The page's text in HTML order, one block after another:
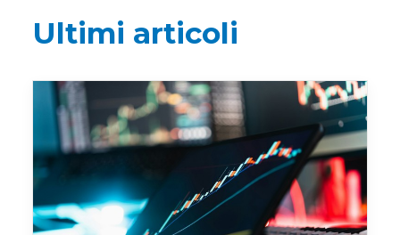
Ultimi articoli